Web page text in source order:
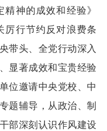
神的成效和经验》
厉行节约反对浪费条
带头、全党行动深入
显著成效和宝贵经验
位邀请中央党校、中
题辅导，从政治、制
部深刻认识作风建设